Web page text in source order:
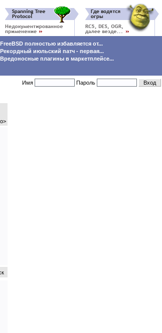
FreeBSD полностью избавляется от...
Рекордный июльский патч - первая...
Вредоносные плагины в маркетплейсе...
Имя Пароль